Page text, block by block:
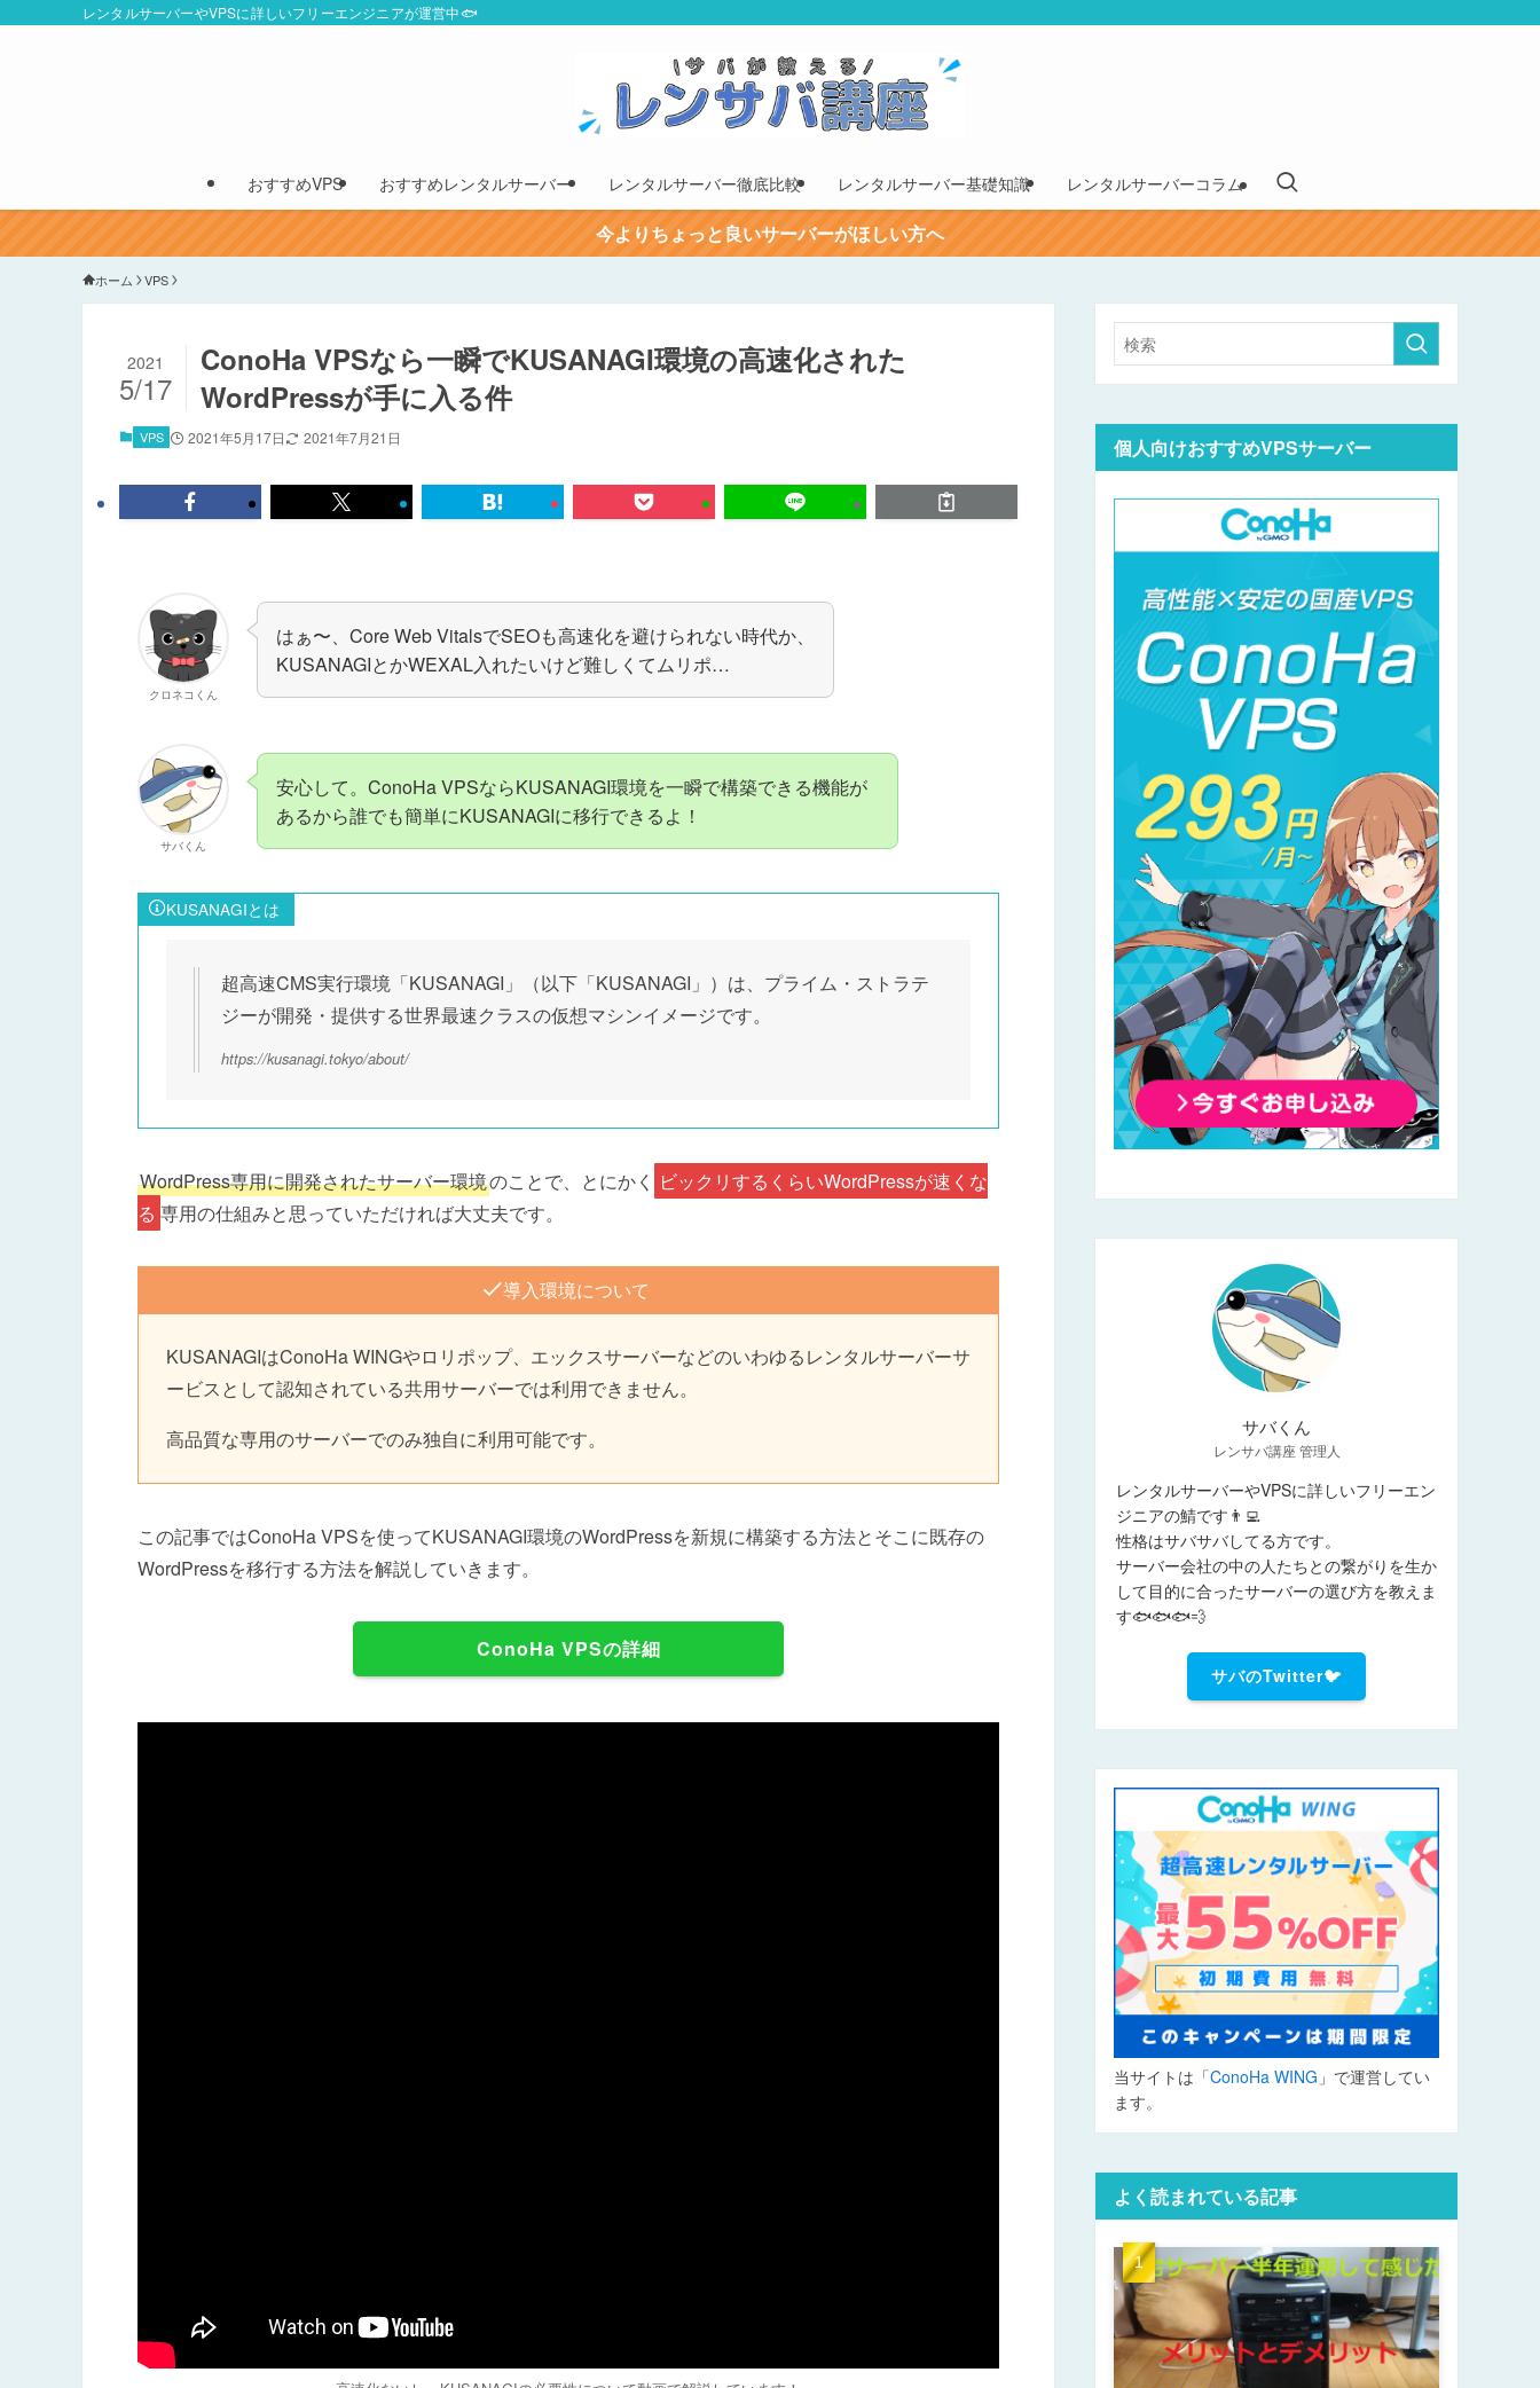
レンタルサーバーやVPSに詳しいフリーエンジニアが運営中🐟
おすすめVPS おすすめレンタルサーバー レンタルサーバー徹底比較 レンタルサーバー基礎知識 レンタルサーバーコラム
今よりちょっと良いサーバーがほしい方へ
ホーム VPS
ConoHa VPSなら一瞬でKUSANAGI環境の高速化された
WordPressが手に入る件
2021
5/17
VPS 2021年5月17日 2021年7月21日
クロネコくん
はぁ〜、Core Web VitalsでSEOも高速化を避けられない時代か、
KUSANAGIとかWEXAL入れたいけど難しくてムリポ…
サバくん
安心して。ConoHa VPSならKUSANAGI環境を一瞬で構築できる機能が
あるから誰でも簡単にKUSANAGIに移行できるよ！
KUSANAGIとは
超高速CMS実行環境「KUSANAGI」（以下「KUSANAGI」）は、プライム・ストラテ
ジーが開発・提供する世界最速クラスの仮想マシンイメージです。
https://kusanagi.tokyo/about/
WordPress専用に開発されたサーバー環境のことで、とにかく ビックリするくらいWordPressが速くな
る 専用の仕組みと思っていただければ大丈夫です。
導入環境について
KUSANAGIはConoHa WINGやロリポップ、エックスサーバーなどのいわゆるレンタルサーバーサ
ービスとして認知されている共用サーバーでは利用できません。
高品質な専用のサーバーでのみ独自に利用可能です。
この記事ではConoHa VPSを使ってKUSANAGI環境のWordPressを新規に構築する方法とそこに既存の
WordPressを移行する方法を解説していきます。
ConoHa VPSの詳細
個人向けおすすめVPSサーバー
サバくん
レンサバ講座 管理人
レンタルサーバーやVPSに詳しいフリーエン
ジニアの鯖です👨‍💻
性格はサバサバしてる方です。
サーバー会社の中の人たちとの繋がりを生か
して目的に合ったサーバーの選び方を教えま
す🐟🐟🐟💨
サバのTwitter🐦
当サイトは「ConoHa WING 」で運営してい
ます。
よく読まれている記事